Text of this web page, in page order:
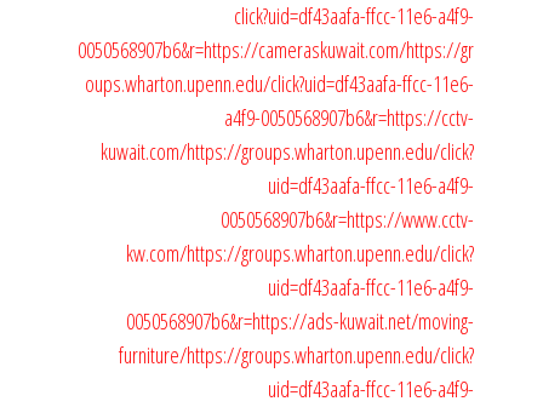
click?uid=df43aafa-ffcc-11e6-a4f9-
0050568907b6&r=https://cameraskuwait.com/https://gr
oups.wharton.upenn.edu/click?uid=df43aafa-ffcc-11e6-
a4f9-0050568907b6&r=https://cctv-
kuwait.com/https://groups.wharton.upenn.edu/click?
uid=df43aafa-ffcc-11e6-a4f9-
0050568907b6&r=https://www.cctv-
kw.com/https://groups.wharton.upenn.edu/click?
uid=df43aafa-ffcc-11e6-a4f9-
0050568907b6&r=https://ads-kuwait.net/moving-
furniture/https://groups.wharton.upenn.edu/click?
uid=df43aafa-ffcc-11e6-a4f9-